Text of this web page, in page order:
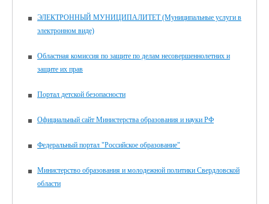
ЭЛЕКТРОННЫЙ МУНИЦИПАЛИТЕТ (Муниципальные услуги в
электронном виде)
Областная комиссия по защите по делам несовершеннолетних и
защите их прав
Портал детской безопасности
Официальный сайт Министерства образования и науки РФ
Федеральный портал "Российское образование"
Министерство образования и молодежной политики Свердловской
области